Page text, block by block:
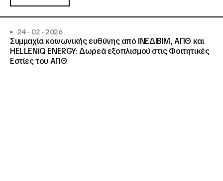
24 · 02 · 2026
Συμμαχία κοινωνικής ευθύνης από ΙΝΕΔΙΒΙΜ, ΑΠΘ και
HELLENiQ ENERGY: Δωρεά εξοπλισμού στις Φοιτητικές
Εστίες του ΑΠΘ